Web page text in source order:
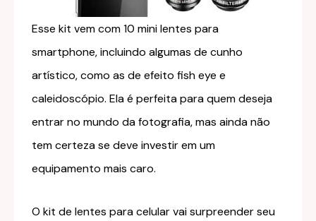
Esse kit vem com 10 mini lentes para
smartphone, incluindo algumas de cunho
artístico, como as de efeito fish eye e
caleidoscópio. Ela é perfeita para quem deseja
entrar no mundo da fotografia, mas ainda não
tem certeza se deve investir em um
equipamento mais caro.
O kit de lentes para celular vai surpreender seu